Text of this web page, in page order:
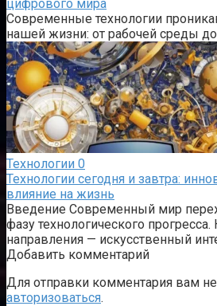
цифрового мира
Современные технологии
нашей жизни: от рабочей среды
Технологии 0
Технологии сегодня и завтра:
влияние на жизнь
Введение Современный мир
фазу технологического
направления — искусственный
Добавить комментарий
Для отправки комментария вам
авторизоваться.